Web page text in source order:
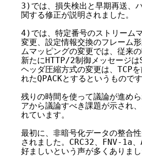
3)では、損失検出と早期再送、
関する修正が説明されました。
4)では、特定番号のストリーム
変更、設定情報交換のフレーム
ムマッピングの変更では、従来
新たにHTTP/2制御メッセージ
ヘッダ圧縮方式の変更は、TCP
れたQPACKとするというものです
残りの時間を使って議論が進め
アから議論すべき課題が示され
れています。
最初に、非暗号化データの整合
されました。CRC32、FNV-1a
好ましいという声が多くありまし